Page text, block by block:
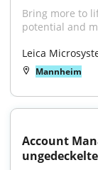
Bring more to
potential and
Leica
Mannheim
Account